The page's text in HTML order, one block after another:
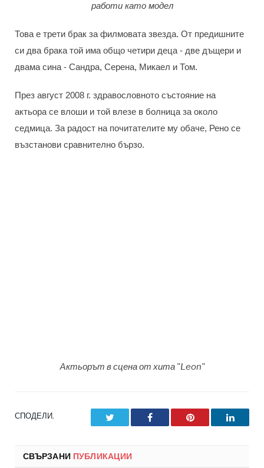
работи като модел
Това е трети брак за филмовата звезда. От предишните
си два брака той има общо четири деца - две дъщери и
двама сина - Сандра, Серена, Микаел и Том.
През август 2008 г. здравословното състояние на
актьора се влоши и той влезе в болница за около
седмица. За радост на почитателите му обаче, Рено се
възстанови сравнително бързо.
Aктьорът в сцена от хита "Leon"
СПОДЕЛИ. Facebook Pinterest
СВЪРЗАНИ ПУБЛИКАЦИИ